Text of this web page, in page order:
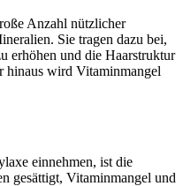
Anzahl nützlicher
Sie tragen dazu bei,
erhöhen und die Haarstruktur
hinaus wird Vitaminmangel
einnehmen, ist die
gesättigt, Vitaminmangel und